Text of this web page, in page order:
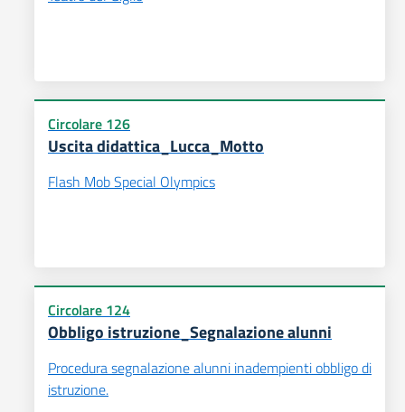
Circolare 126
Uscita didattica_Lucca_Motto
Flash Mob Special Olympics
Circolare 124
Obbligo istruzione_Segnalazione alunni
Procedura segnalazione alunni inadempienti obbligo di
istruzione.